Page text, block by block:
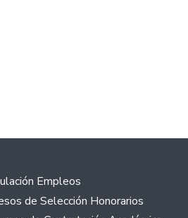
Empleos
de Selección Honorarios